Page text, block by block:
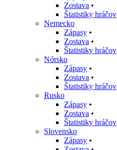
Zostava •
Štatistiky hráčov
Nemecko
Zápasy •
Zostava •
Štatistiky hráčov
Nórsko
Zápasy •
Zostava •
Štatistiky hráčov
Rusko
Zápasy •
Zostava •
Štatistiky hráčov
Slovensko
Zápasy •